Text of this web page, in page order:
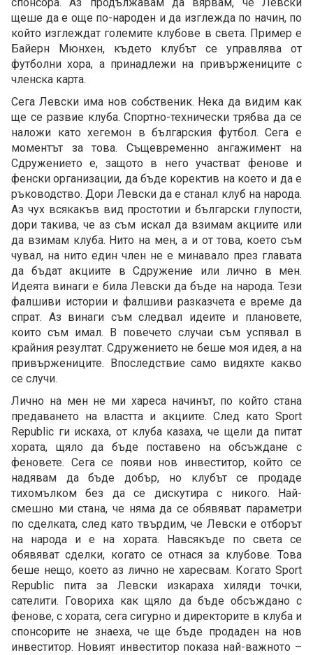
щеше да е още по-народен и да изглежда по начин, по
който изглеждат големите клубове в света. Пример е
Байерн Мюнхен, където клубът се управлява от
футболни хора, а принадлежи на привържениците с
членска карта.
Сега Левски има нов собственик. Нека да видим как
ще се развие клуба. Спортно-технически трябва да се
наложи като хегемон в българския футбол. Сега е
моментът за това. Същевременно ангажимент на
Сдружението е, защото в него участват фенове и
фенски организации, да бъде коректив на което и да е
ръководство. Дори Левски да е станал клуб на народа.
Аз чух всякакъв вид простотии и български глупости,
дори такива, че аз съм искал да взимам акциите или
да взимам клуба. Нито на мен, а и от това, което съм
чувал, на нито един член не е минавало през главата
да бъдат акциите в Сдружение или лично в мен.
Идеята винаги е била Левски да бъде на народа. Тези
фалшиви истории и фалшиви разказчета е време да
спрат. Аз винаги съм следвал идеите и плановете,
които съм имал. В повечето случаи съм успявал в
крайния резултат. Сдружението не беше моя идея, а на
привържениците. Впоследствие само видяхте какво
се случи.
Лично на мен не ми хареса начинът, по който стана
предаването на властта и акциите. След като Sport
Republic ги искаха, от клуба казаха, че щели да питат
хората, щяло да бъде поставено на обсъждане с
феновете. Сега се появи нов инвеститор, който се
надявам да бъде добър, но клубът се продаде
тихомълком без да се дискутира с никого. Най-
смешно ми стана, че няма да се обявяват параметри
по сделката, след като твърдим, че Левски е отборът
на народа и е на хората. Навсякъде по света се
обявяват сделки, когато се отнася за клубове. Това
беше нещо, което аз лично не харесвам. Когато Sport
Republic пита за Левски изкараха хиляди точки,
сателити. Говориха как щяло да бъде обсъждано с
фенове, с хората, сега сигурно и директорите в клуба и
спонсорите не знаеха, че ще бъде продаден на нов
инвеститор. Новият инвеститор показа най-важното –